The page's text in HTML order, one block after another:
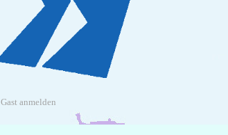
anmelden